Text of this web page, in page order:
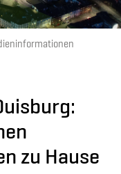
zu Hause